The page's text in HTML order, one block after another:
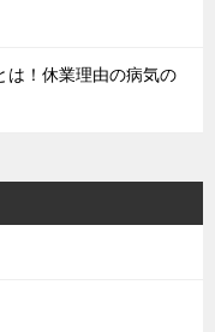
は！休業理由の病気の